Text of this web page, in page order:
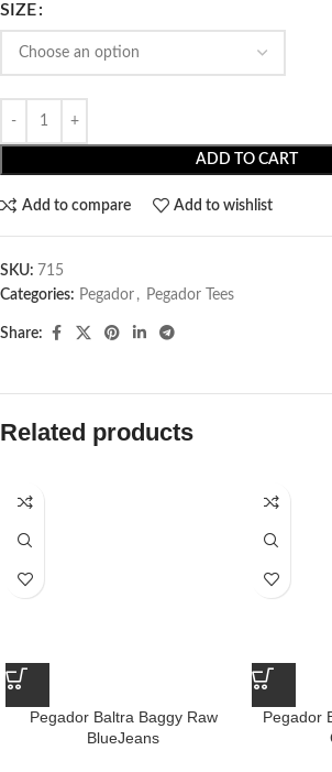
SIZE
ADD TO CART
Add to compare Add to wishlist
SKU: 715
Categories: Pegador​ , Pegador Tees
Share:
Related products
Pegador Baltra Baggy Raw
BlueJeans
Pegador